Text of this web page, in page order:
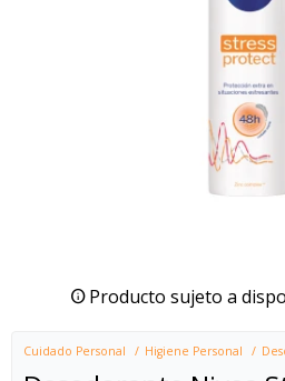
Producto sujeto a
Cuidado Personal Higiene Personal